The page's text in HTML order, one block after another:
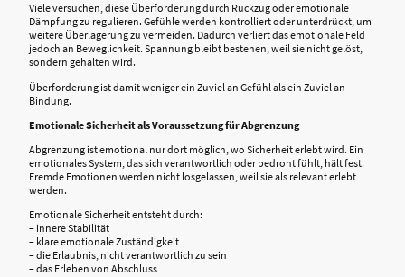
Viele versuchen, diese Überforderung durch Rückzug oder emotionale
Dämpfung zu regulieren. Gefühle werden kontrolliert oder unterdrückt, um
weitere Überlagerung zu vermeiden. Dadurch verliert das emotionale Feld
jedoch an Beweglichkeit. Spannung bleibt bestehen, weil sie nicht gelöst,
sondern gehalten wird.
Überforderung ist damit weniger ein Zuviel an Gefühl als ein Zuviel an
Bindung.
Emotionale Sicherheit als Voraussetzung für Abgrenzung
Abgrenzung ist emotional nur dort möglich, wo Sicherheit erlebt wird. Ein
emotionales System, das sich verantwortlich oder bedroht fühlt, hält fest.
Fremde Emotionen werden nicht losgelassen, weil sie als relevant erlebt
werden.
Emotionale Sicherheit entsteht durch:
– innere Stabilität
– klare emotionale Zuständigkeit
– die Erlaubnis, nicht verantwortlich zu sein
– das Erleben von Abschluss